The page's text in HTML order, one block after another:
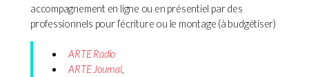
accompagnement en ligne ou en présentiel par des
professionnels pour l’écriture ou le montage (à budgétiser)
ARTE Radio
ARTE Journal,